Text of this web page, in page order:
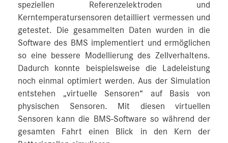
speziellen Referenzelektroden und
Kerntemperatursensoren detailliert vermessen und
getestet. Die gesammelten Daten wurden in die
Software des BMS implementiert und ermöglichen
so eine bessere Modellierung des Zellverhaltens.
Dadurch konnte beispielsweise die Ladeleistung
noch einmal optimiert werden. Aus der Simulation
entstehen „virtuelle Sensoren“ auf Basis von
physischen Sensoren. Mit diesen virtuellen
Sensoren kann die BMS-Software so während der
gesamten Fahrt einen Blick in den Kern der